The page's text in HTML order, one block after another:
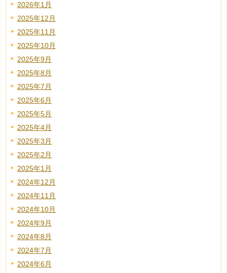
2026年1月
2025年12月
2025年11月
2025年10月
2025年9月
2025年8月
2025年7月
2025年6月
2025年5月
2025年4月
2025年3月
2025年2月
2025年1月
2024年12月
2024年11月
2024年10月
2024年9月
2024年8月
2024年7月
2024年6月